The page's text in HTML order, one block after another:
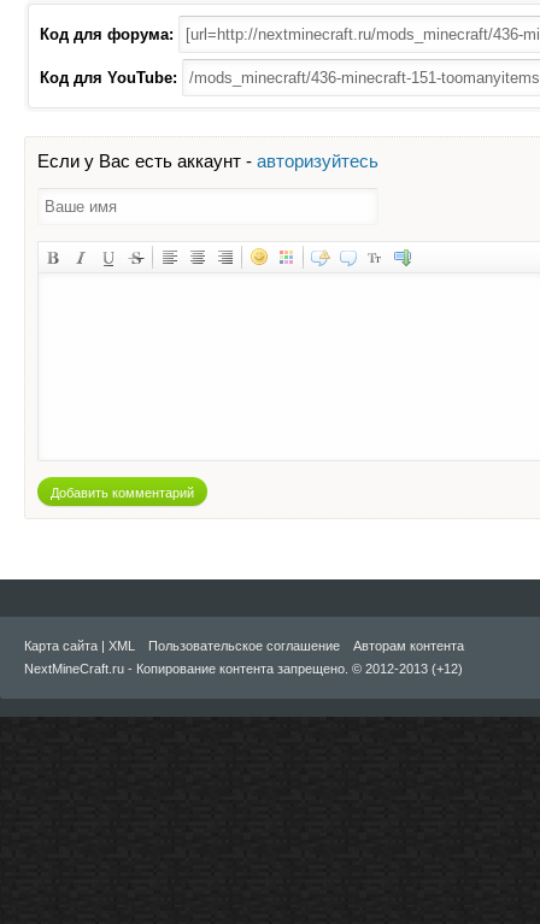
Код для форума:
Код для YouTube:
Если у Вас есть аккаунт - авторизуйтесь
Добавить комментарий
Карта сайта XML Пользовательское соглашение
Авторам контента
NextMineCraft.ru - Копирование контента запрещено. © 2012-2013 (+12)